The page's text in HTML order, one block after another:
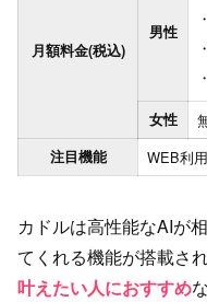
月額料金(税込)
男性
女性
注目機能 WEB利用
カドルは高性能なAIが
てくれる機能が搭載さ
叶えたい人におすすめ